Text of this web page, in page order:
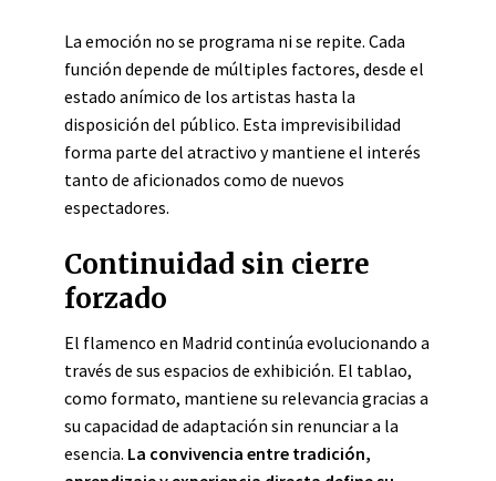
La emoción no se programa ni se repite. Cada
función depende de múltiples factores, desde el
estado anímico de los artistas hasta la
disposición del público. Esta imprevisibilidad
forma parte del atractivo y mantiene el interés
tanto de aficionados como de nuevos
espectadores.
Continuidad sin cierre
forzado
El flamenco en Madrid continúa evolucionando a
través de sus espacios de exhibición. El tablao,
como formato, mantiene su relevancia gracias a
su capacidad de adaptación sin renunciar a la
esencia. La convivencia entre tradición,